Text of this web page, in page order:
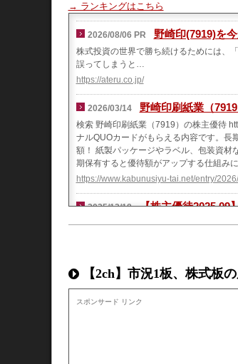
→ ランキングはこちら
2026/08/06 PR 野崎印(7919)を
株式投資の世界で勝ち続けるためには、
誤ってしまうと…
https://ateru.co.jp/
2026/03/14 野崎印刷紙業（
検索 野崎印刷紙業（7919）の株主優待
ナルQUOカードがもらえる内容です。長
額！ 紙製パッケージやラベル、包装資材
期保有すると優待額がアップする仕組み
https://www.kabunusiyu-tai.net/entry/
2025/12/18 【株主優待2025.09
野崎印刷紙業から9月権利の優待が届き
2025/08/27 長期優待拡充発表と
野崎印刷紙業(7919)が場中に優待拡充を
【2ch】市況1板、株式板
スポンサード リンク